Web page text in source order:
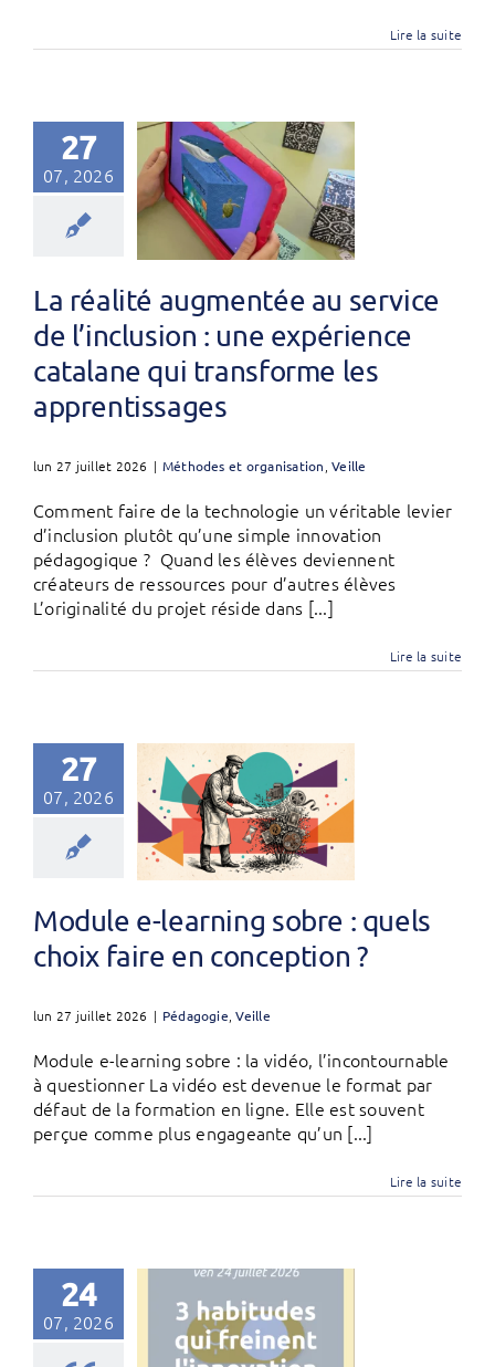
Lire la suite
27
07, 2026
La réalité augmentée au service
de l’inclusion : une expérience
catalane qui transforme les
apprentissages
lun 27 juillet 2026 | Méthodes et organisation ,Veille
Comment faire de la technologie un véritable levier
d’inclusion plutôt qu’une simple innovation
pédagogique ? Quand les élèves deviennent
créateurs de ressources pour d’autres élèves
L’originalité du projet réside dans [...]
Lire la suite
27
07, 2026
Module e-learning sobre : quels
choix faire en conception ?
lun 27 juillet 2026 | Pédagogie ,Veille
Module e-learning sobre : la vidéo, l’incontournable
à questionner La vidéo est devenue le format par
défaut de la formation en ligne. Elle est souvent
perçue comme plus engageante qu’un [...]
Lire la suite
24
07, 2026